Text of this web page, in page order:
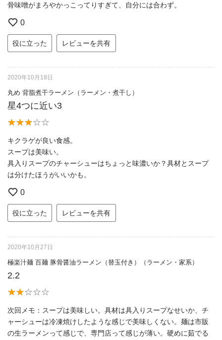
骨味噌がまろやかっこってりすぎて、自分には合わず。
0
役に立った レビューを共有
2020年10月18日
丸め 背脂煮干ラーメン（ラーメン・煮干し）
星4つに近い3
キクラゲが良い食感。
スープは美味い。
具入りスープのチャーシューはちょっと味濃いか？具材とスープ
は分けたほうがいいかも。
0
役に立った レビューを共有
2020年10月27日
極楽汁麺 百麺 豚骨醤油ラーメン（替玉付き）（ラーメン・家系）
2.2
次回メモ：スープは美味しい。具材は具入りスープなせいか、チ
ャーシューは冷凍焼けしたような感じで美味しくない。麺は市販
の生ラーメンって感じで、専門店って感じが薄い。硬めに茹でる